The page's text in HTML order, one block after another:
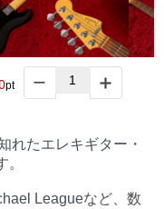
pt
れたエレキギター・
Leagueなど、数